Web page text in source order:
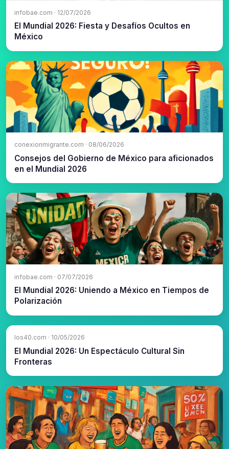
infobae.com · 12/07/2026
El Mundial 2026: Fiesta y Desafíos Ocultos en
México
conexionmigrante.com · 08/06/2026
Consejos del Gobierno de México para aficionados
en el Mundial 2026
infobae.com · 07/07/2026
El Mundial 2026: Uniendo a México en Tiempos de
Polarización
los40.com · 10/05/2026
El Mundial 2026: Un Espectáculo Cultural Sin
Fronteras